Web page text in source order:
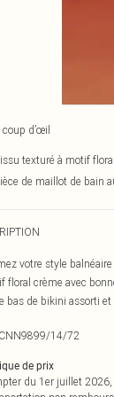
d’œil
texturé à motif
de maillot de bain
votre style
floral crème avec
bas de bikini assorti
CNN9899/14/72
de prix
du 1er juillet 2026,